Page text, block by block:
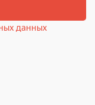
данных